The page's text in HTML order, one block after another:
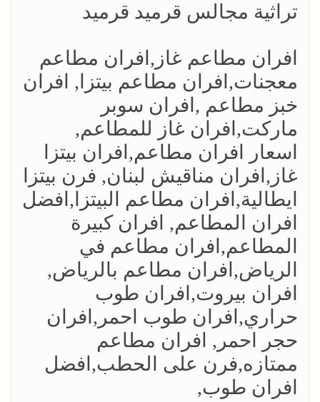
تراثية مجالس قرميد قرميد
افران مطاعم غاز,افران مطاعم
معجنات,افران مطاعم بيتزا, افران
خبز مطاعم ,افران سوبر
ماركت,افران غاز للمطاعم,
اسعار افران مطاعم,افران بيتزا
غاز,افران مناقيش لبنان, فرن بيتزا
ايطالية,افران مطاعم البيتزا,افضل
افران المطاعم, افران كبيرة
المطاعم,افران مطاعم في
الرياض,افران مطاعم بالرياض,
افران بيروت,افران طوب
حراري,افران طوب احمر,افران
حجر احمر, افران مطاعم
ممتازه,فرن على الحطب,افضل
افران طوب,